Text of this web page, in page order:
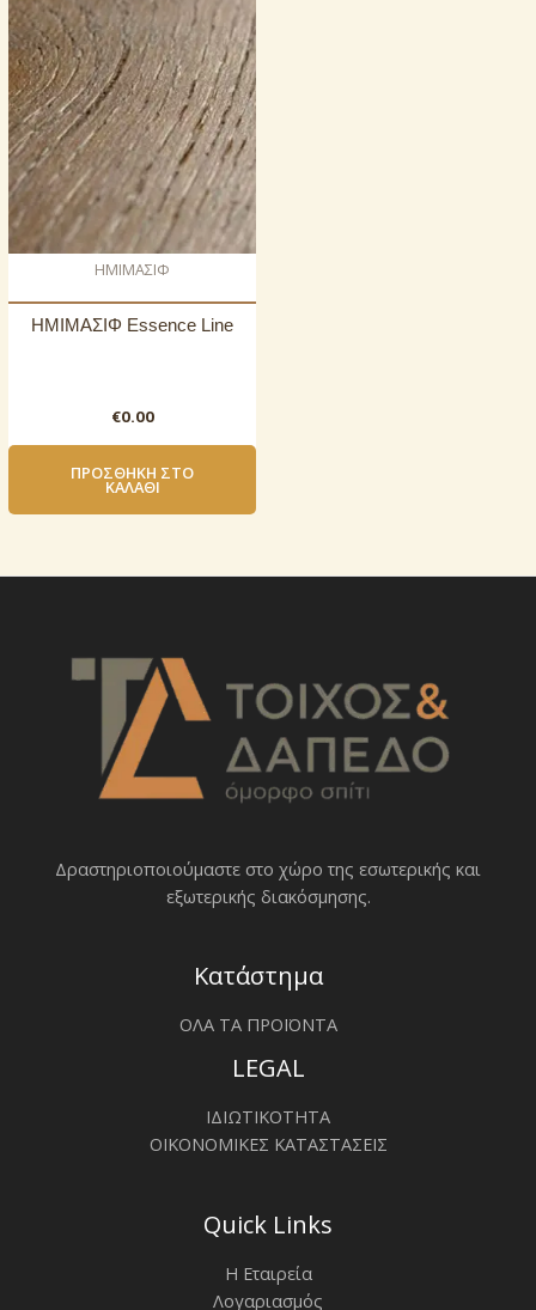
ΗΜΙΜΑΣΙΦ
ΗΜΙΜΑΣΙΦ Essence Line
€0.00
ΠΡΟΣΘΉΚΗ ΣΤΟ
ΚΑΛΆΘΙ
Δραστηριοποιoύμαστε στο χώρο της εσωτερικής και
εξωτερικής διακόσμησης.
Κατάστημα
ΟΛΑ ΤΑ ΠΡΟΪΟΝΤΑ
LEGAL
ΙΔΙΩΤΙΚΟΤΗΤΑ
ΟΙΚΟΝΟΜΙΚΕΣ ΚΑΤΑΣΤΑΣΕΙΣ
Quick Links
Η Εταιρεία
Λογαριασμός